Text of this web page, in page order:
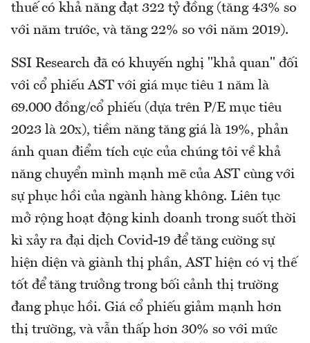
thuế có khả năng đạt 322 tỷ đồng (tăng 43% so
với năm trước, và tăng 22% so với năm 2019).
SSI Research đã có khuyến nghị "khả quan" đối
với cổ phiếu AST với giá mục tiêu 1 năm là
69.000 đồng/cổ phiếu (dựa trên P/E mục tiêu
2023 là 20x), tiềm năng tăng giá là 19%, phản
ánh quan điểm tích cực của chúng tôi về khả
năng chuyển mình mạnh mẽ của AST cùng với
sự phục hồi của ngành hàng không. Liên tục
mở rộng hoạt động kinh doanh trong suốt thời
kì xảy ra đại dịch Covid-19 để tăng cường sự
hiện diện và giành thị phần, AST hiện có vị thế
tốt để tăng trưởng trong bối cảnh thị trường
đang phục hồi. Giá cổ phiếu giảm mạnh hơn
thị trường, và vẫn thấp hơn 30% so với mức